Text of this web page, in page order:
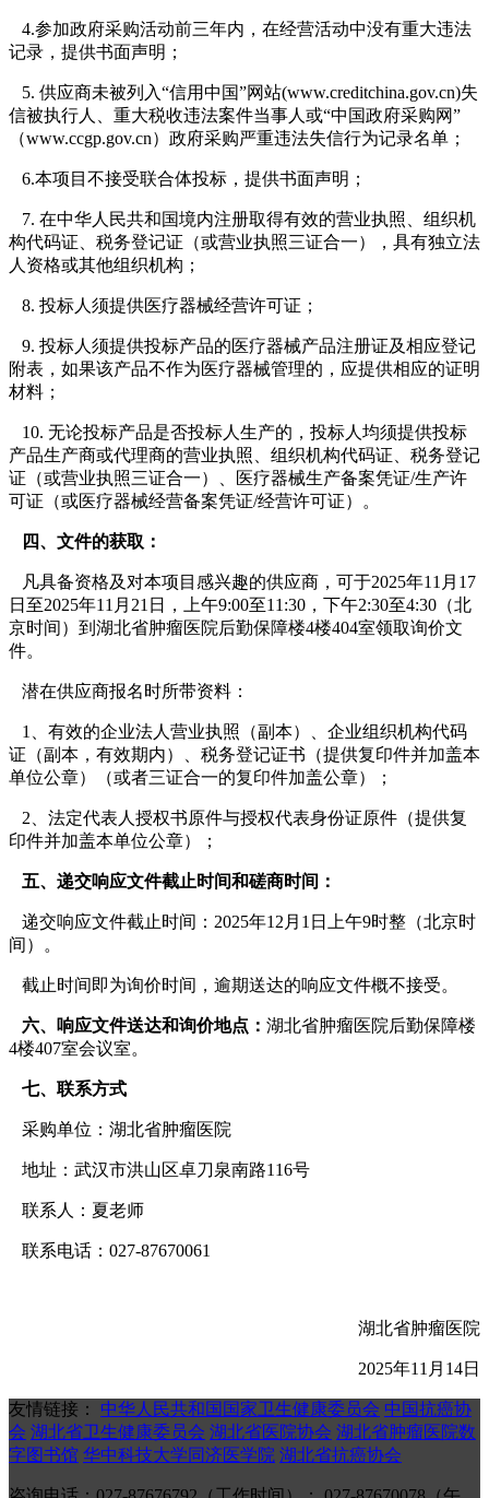
4.参加政府采购活动前三年内，在经营活动中没有重大违法
记录，提供书面声明；
5. 供应商未被列入“信用中国”网站(www.creditchina.gov.cn)失
信被执行人、重大税收违法案件当事人或“中国政府采购网”
（www.ccgp.gov.cn）政府采购严重违法失信行为记录名单；
6.本项目不接受联合体投标，提供书面声明；
7. 在中华人民共和国境内注册取得有效的营业执照、组织机
构代码证、税务登记证（或营业执照三证合一），具有独立法
人资格或其他组织机构；
8. 投标人须提供医疗器械经营许可证；
9. 投标人须提供投标产品的医疗器械产品注册证及相应登记
附表，如果该产品不作为医疗器械管理的，应提供相应的证明
材料；
10. 无论投标产品是否投标人生产的，投标人均须提供投标
产品生产商或代理商的营业执照、组织机构代码证、税务登记
证（或营业执照三证合一）、医疗器械生产备案凭证/生产许
可证（或医疗器械经营备案凭证/经营许可证）。
四、文件的获取：
凡具备资格及对本项目感兴趣的供应商，可于2025年11月17
日至2025年11月21日，上午9:00至11:30，下午2:30至4:30（北
京时间）到湖北省肿瘤医院后勤保障楼4楼404室领取询价文
件。
潜在供应商报名时所带资料：
1、有效的企业法人营业执照（副本）、企业组织机构代码
证（副本，有效期内）、税务登记证书（提供复印件并加盖本
单位公章）（或者三证合一的复印件加盖公章）；
2、法定代表人授权书原件与授权代表身份证原件（提供复
印件并加盖本单位公章）；
五、递交响应文件截止时间和磋商时间：
递交响应文件截止时间：2025年12月1日上午9时整（北京时
间）。
截止时间即为询价时间，逾期送达的响应文件概不接受。
六、响应文件送达和询价地点： 湖北省肿瘤医院后勤保障楼
4楼407室会议室。
七、联系方式
采购单位：湖北省肿瘤医院
地址：武汉市洪山区卓刀泉南路116号
联系人：夏老师
联系电话：027-87670061
湖北省肿瘤医院
2025年11月14日
友情链接： 中华人民共和国国家卫生健康委员会 中国抗癌协
会 湖北省卫生健康委员会 湖北省医院协会 湖北省肿瘤医院数
字图书馆 华中科技大学同济医学院 湖北省抗癌协会